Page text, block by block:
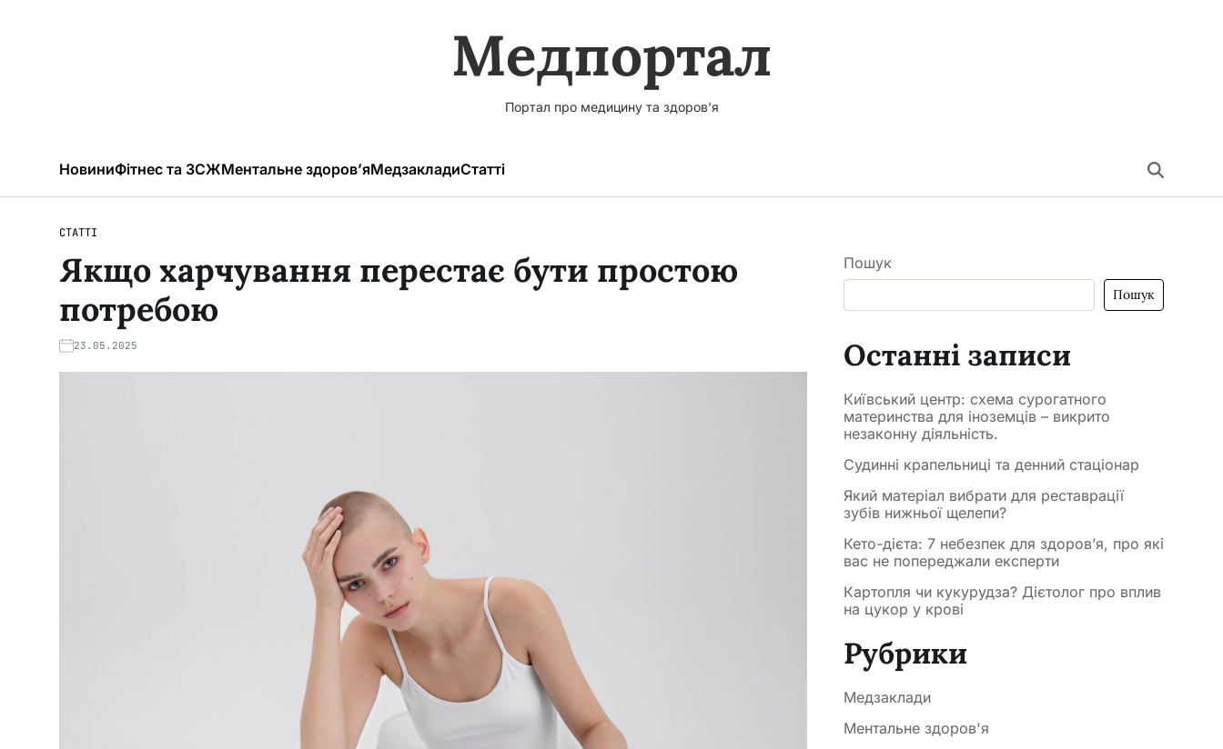
Медпортал
Портал про медицину та здоров'я
НовиниФітнес та ЗСЖМентальне здоров’яМедзакладиСтатті
СТАТТІ
Якщо харчування перестає бути простою
потребою
23.05.2025
Пошук
Пошук
Останні записи
Київський центр: схема сурогатного
материнства для іноземців – викрито
незаконну діяльність.
Судинні крапельниці та денний стаціонар
Який матеріал вибрати для реставрації
зубів нижньої щелепи?
Кето-дієта: 7 небезпек для здоров’я, про які
вас не попереджали експерти
Картопля чи кукурудза? Дієтолог про вплив
на цукор у крові
Рубрики
Медзаклади
Ментальне здоров'я